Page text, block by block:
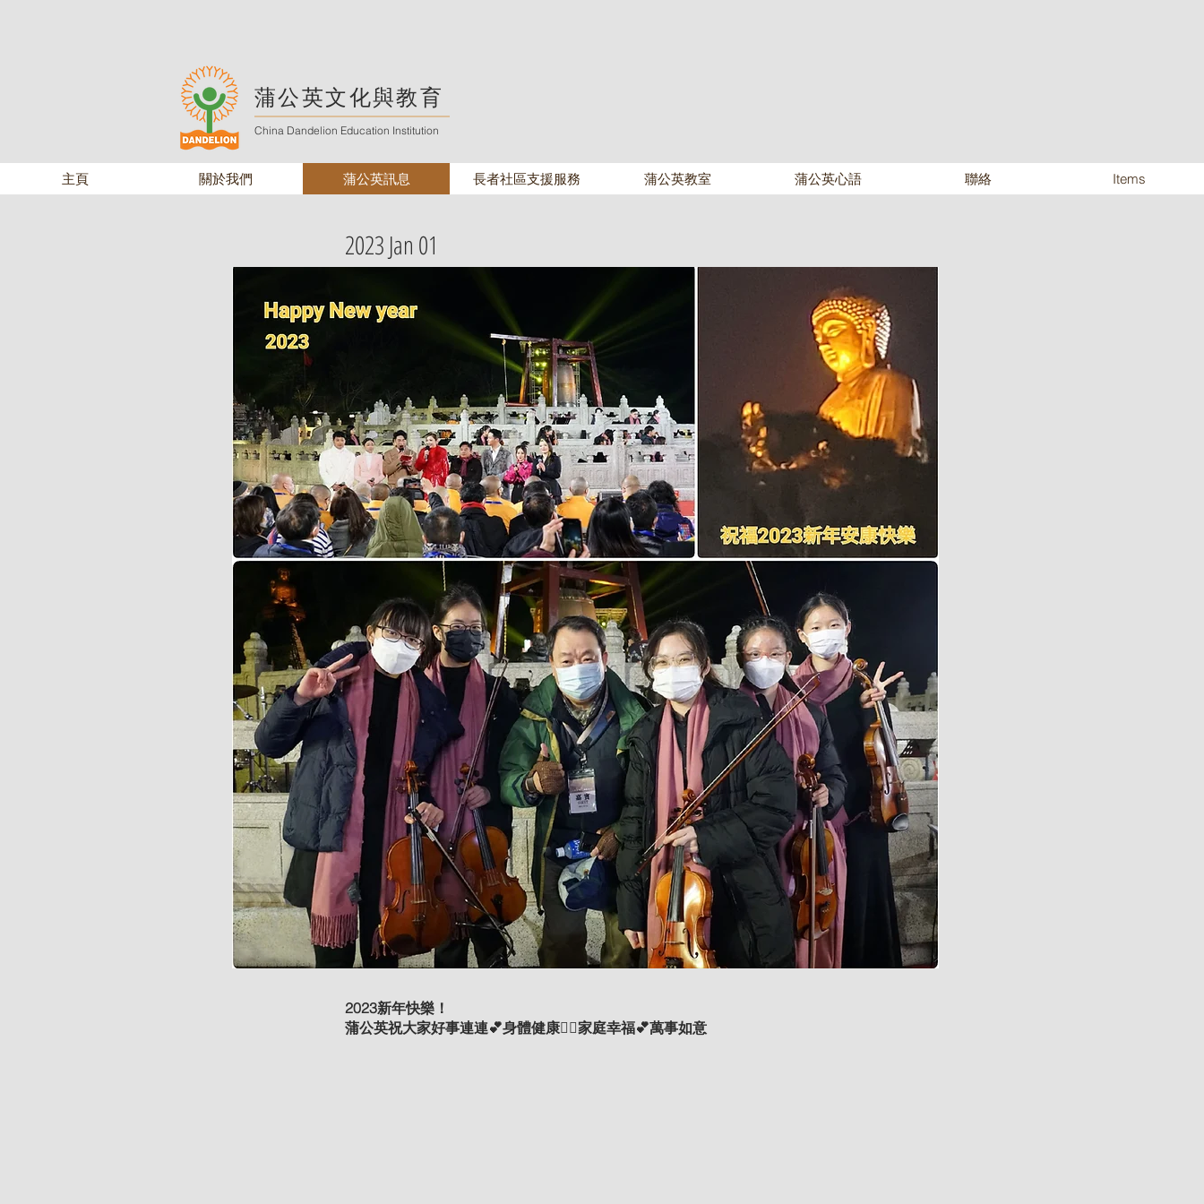
蒲公英文化與教育
China Dandelion Education Institution
主頁 關於我們 蒲公英訊息 長者社區支援服務 蒲公英教室 蒲公英心語 聯絡 Items
2023 Jan 01
2023新年快樂！
蒲公英祝大家好事連連💕身體健康👍🏻家庭幸福💕萬事如意